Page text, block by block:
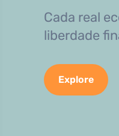
Cada real
liberdade
Explore